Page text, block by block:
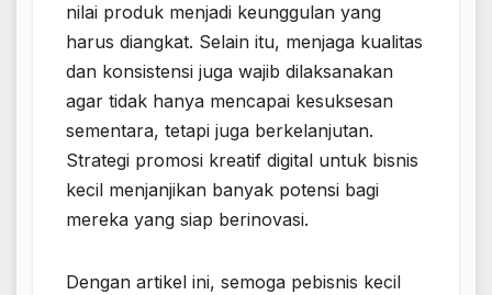
nilai produk menjadi keunggulan yang
harus diangkat. Selain itu, menjaga kualitas
dan konsistensi juga wajib dilaksanakan
agar tidak hanya mencapai kesuksesan
sementara, tetapi juga berkelanjutan.
Strategi promosi kreatif digital untuk bisnis
kecil menjanjikan banyak potensi bagi
mereka yang siap berinovasi.
Dengan artikel ini, semoga pebisnis kecil